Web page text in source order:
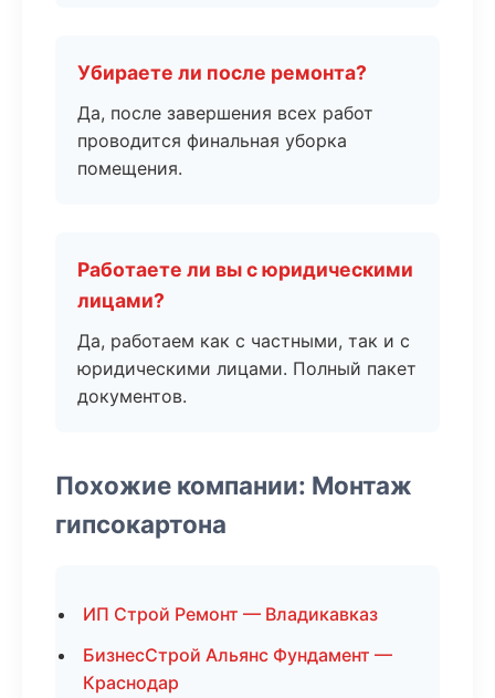
Убираете ли после ремонта?
Да, после завершения всех работ
проводится финальная уборка
помещения.
Работаете ли вы с юридическими
лицами?
Да, работаем как с частными, так и с
юридическими лицами. Полный пакет
документов.
Похожие компании: Монтаж
гипсокартона
ИП Строй Ремонт — Владикавказ
БизнесСтрой Альянс Фундамент —
Краснодар